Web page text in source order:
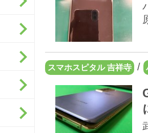
スマホスピタル 吉祥寺 /